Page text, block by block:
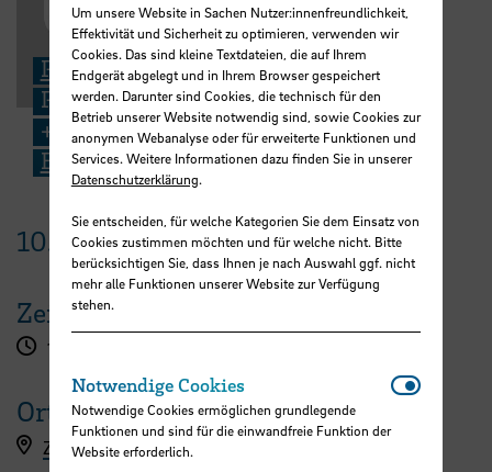
Prof. Dr. Armin Varmaz
Professor for Finance
+49 421 5905 4195
E-Mail
10. Dezember2025
Zeit
13:30 - 14:30 Uhr
Ort
ZOOM
Um unsere Website in Sachen Nutzer:innenfreundlichkeit,
Effektivität und Sicherheit zu optimieren, verwenden wir
Cookies. Das sind kleine Textdateien, die auf Ihrem
Endgerät abgelegt und in Ihrem Browser gespeichert
werden. Darunter sind Cookies, die technisch für den
Betrieb unserer Website notwendig sind, sowie Cookies zur
anonymen Webanalyse oder für erweiterte Funktionen und
Services. Weitere Informationen dazu finden Sie in unserer
Datenschutzerklärung.
Sie entscheiden, für welche Kategorien Sie dem Einsatz von
Cookies zustimmen möchten und für welche nicht. Bitte
berücksichtigen Sie, dass Ihnen je nach Auswahl ggf. nicht
mehr alle Funktionen unserer Website zur Verfügung
stehen.
Notwendige Cookies
Notwendige Cookies ermöglichen grundlegende
Funktionen und sind für die einwandfreie Funktion der
Website erforderlich.